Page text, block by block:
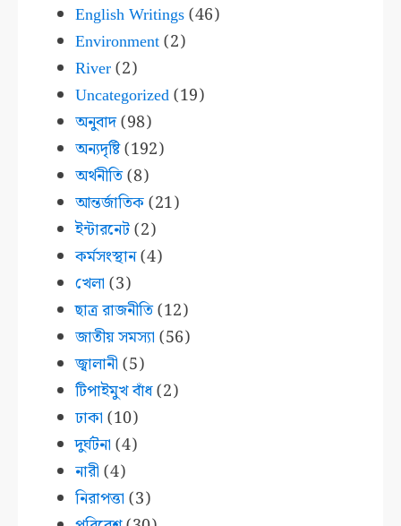
English Writings(46)
Environment(2)
River(2)
Uncategorized(19)
অনুবাদ(98)
অন্যদৃষ্টি(192)
অর্থনীতি(8)
আন্তর্জাতিক(21)
ইন্টারনেট(2)
কর্মসংস্থান(4)
খেলা (3)
ছাত্র রাজনীতি(12)
জাতীয় সমস্যা (56)
জ্বালানী (5)
টিপাইমুখ বাঁধ(2)
ঢাকা (10)
দুর্ঘটনা (4)
নারী (4)
নিরাপত্তা (3)